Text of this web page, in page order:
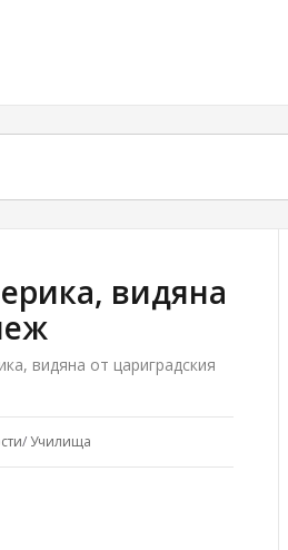
видяна
видяна от цариградския
/Училища